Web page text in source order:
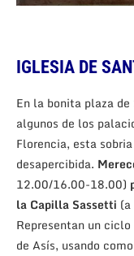
IGLESIA DE
En la bonita plaza
algunos de los
Florencia, esta
desapercibida.
12.00/16.00-18.00)
la Capilla Sassetti
Representan un
de Asís, usando